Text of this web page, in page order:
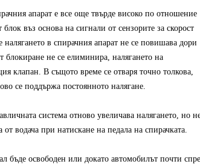
апарат е все още твърде високо по отношение
въз основа на сигнали от сензорите за скорост
в спирачния апарат не се повишава дори
блокиране не се елиминира, налягането на
клапан. В същото време се отваря точно толкова,
се поддържа постоянното налягане.
система отново увеличава налягането, но
водача при натискане на педала на спирачката.
бъде освободен или докато автомобилът почти спре